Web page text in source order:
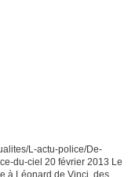
L-actu-police/De-
du-ciel 20 février 2013 Le
à Léonard de Vinci, des